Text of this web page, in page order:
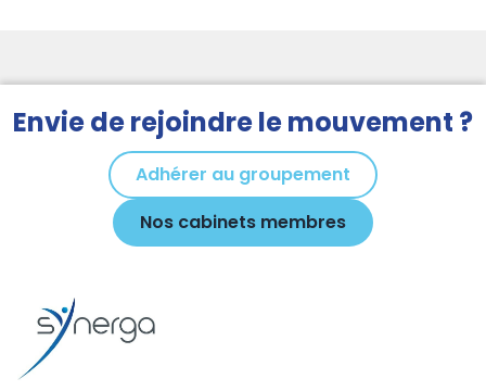
Envie de rejoindre le mouvement ?
Adhérer au groupement
Nos cabinets membres